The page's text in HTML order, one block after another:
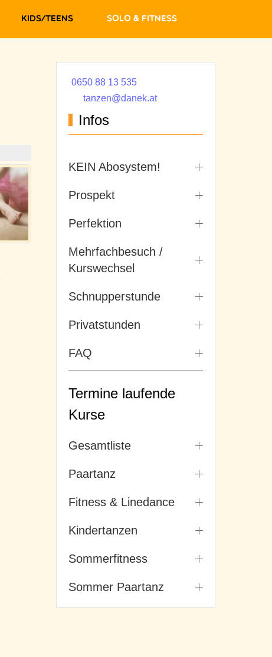
Kids/Teens Solo & Fitness
0650 88 13 535
tanzen@danek.at
Infos
KEIN Abosystem!
Prospekt
Perfektion
Mehrfachbesuch /
Kurswechsel
Schnupperstunde
Privatstunden
FAQ
Termine laufende
Kurse
Gesamtliste
Paartanz
Fitness & Linedance
Kindertanzen
Sommerfitness
Sommer Paartanz